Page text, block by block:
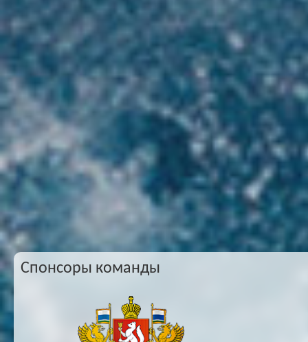
Спонсоры команды